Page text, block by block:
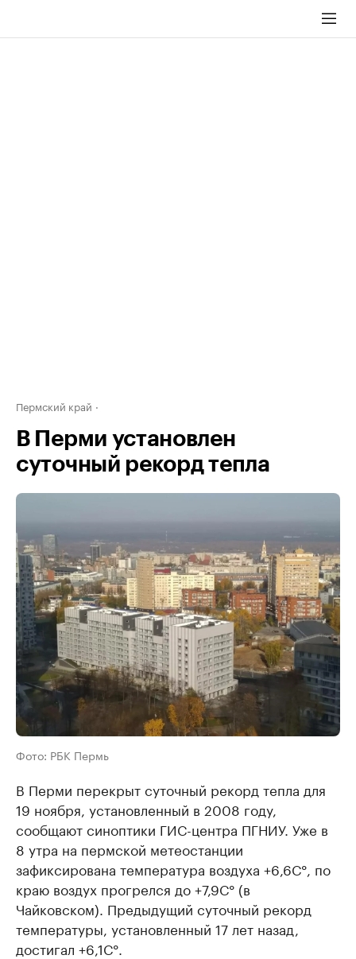
Пермский край
В Перми установлен
суточный рекорд тепла
Фото: РБК Пермь
В Перми перекрыт суточный рекорд тепла для
19 ноября, установленный в 2008 году,
сообщают синоптики ГИС-центра ПГНИУ. Уже в
8 утра на пермской метеостанции
зафиксирована температура воздуха +6,6С°, по
краю воздух прогрелся до +7,9С° (в
Чайковском). Предыдущий суточный рекорд
температуры, установленный 17 лет назад,
достигал +6,1С°.